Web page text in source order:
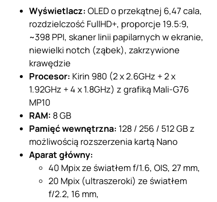
Wyświetlacz: OLED o przekątnej 6,47 cala,
rozdzielczość FullHD+, proporcje 19.5:9,
~398 PPI, skaner linii papilarnych w ekranie,
niewielki notch (ząbek), zakrzywione
krawędzie
Procesor: Kirin 980 (2 x 2.6GHz + 2 x
1.92GHz + 4 x 1.8GHz) z grafiką Mali-G76
MP10
RAM: 8 GB
Pamięć wewnętrzna: 128 / 256 / 512 GB z
możliwością rozszerzenia kartą Nano
Aparat główny:
40 Mpix ze światłem f/1.6, OIS, 27 mm,
20 Mpix (ultraszeroki) ze światłem
f/2.2, 16 mm,